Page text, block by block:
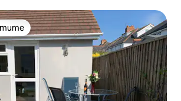
на гостите